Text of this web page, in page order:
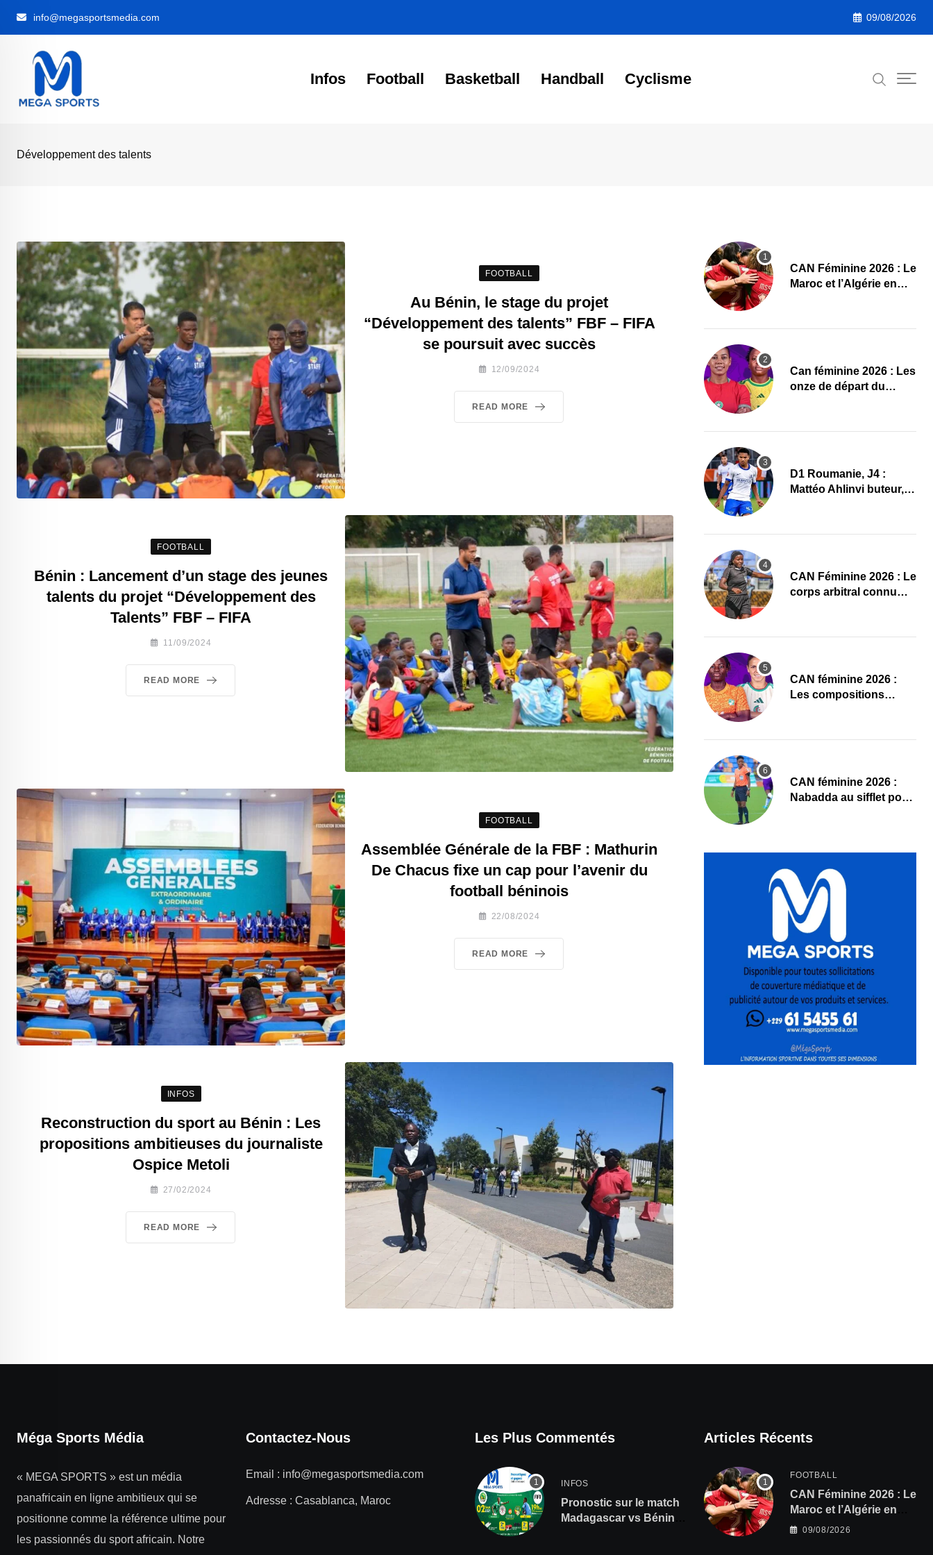
info@megasportsmedia.com 09/08/2026
Infos Football Basketball Handball Cyclisme
Développement des talents
FOOTBALL
Au Bénin, le stage du projet
“Développement des talents” FBF – FIFA
se poursuit avec succès
12/09/2024
READ MORE
FOOTBALL
Bénin : Lancement d’un stage des jeunes
talents du projet “Développement des
Talents” FBF – FIFA
11/09/2024
READ MORE
FOOTBALL
Assemblée Générale de la FBF : Mathurin
De Chacus fixe un cap pour l’avenir du
football béninois
22/08/2024
READ MORE
INFOS
Reconstruction du sport au Bénin : Les
propositions ambitieuses du journaliste
Ospice Metoli
27/02/2024
READ MORE
CAN Féminine 2026 : Le
Maroc et l’Algérie en
‎Can féminine 2026 : Les
onze de départ du
D1 Roumanie, J4 :
Mattéo Ahlinvi buteur,
‎CAN Féminine 2026 : Le
corps arbitral connu
‎CAN féminine 2026 :
Les compositions
‎CAN féminine 2026 :
Nabadda au sifflet pour
Méga Sports Média
« MEGA SPORTS » est un média
panafricain en ligne ambitieux qui se
positionne comme la référence ultime pour
les passionnés du sport africain. Notre
Contactez-Nous
Email : info@megasportsmedia.com
Adresse : Casablanca, Maroc
Les Plus Commentés
INFOS
Pronostic sur le match
Madagascar vs Bénin,
Articles Récents
FOOTBALL
CAN Féminine 2026 : Le
Maroc et l’Algérie en
demi-finales et au
09/08/2026